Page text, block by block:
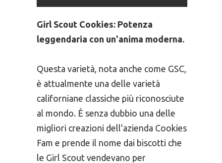
Girl Scout Cookies: Potenza
leggendaria con un'anima moderna.
Questa varietà, nota anche come GSC,
è attualmente una delle varietà
californiane classiche più riconosciute
al mondo. È senza dubbio una delle
migliori creazioni dell'azienda Cookies
Fam e prende il nome dai biscotti che
le Girl Scout vendevano per